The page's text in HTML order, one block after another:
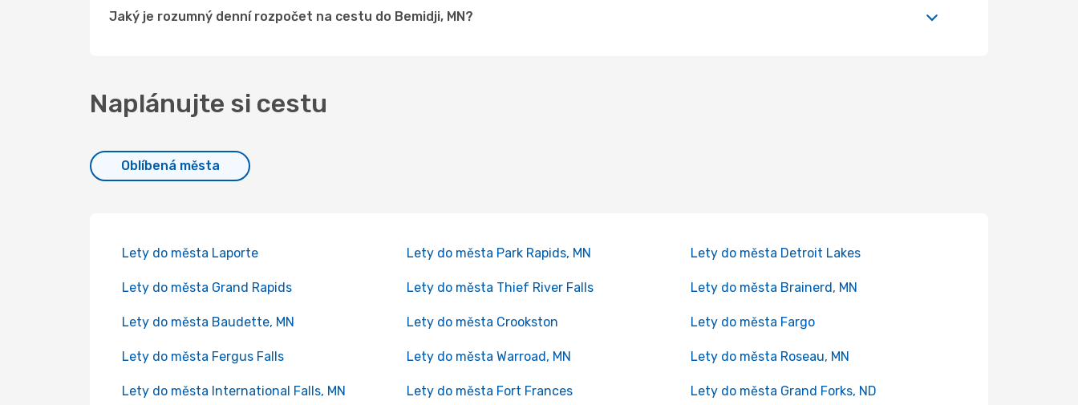
Jaký je rozumný denní rozpočet na cestu do Bemidji, MN?
Naplánujte si cestu
Oblíbená města
Lety do města Laporte Lety do města Park Rapids, MN Lety do města Detroit Lakes
Lety do města Grand Rapids Lety do města Thief River Falls Lety do města Brainerd, MN
Lety do města Baudette, MN Lety do města Crookston Lety do města Fargo
Lety do města Fergus Falls Lety do města Warroad, MN Lety do města Roseau, MN
Lety do města International Falls, MN Lety do města Fort Frances Lety do města Grand Forks, ND